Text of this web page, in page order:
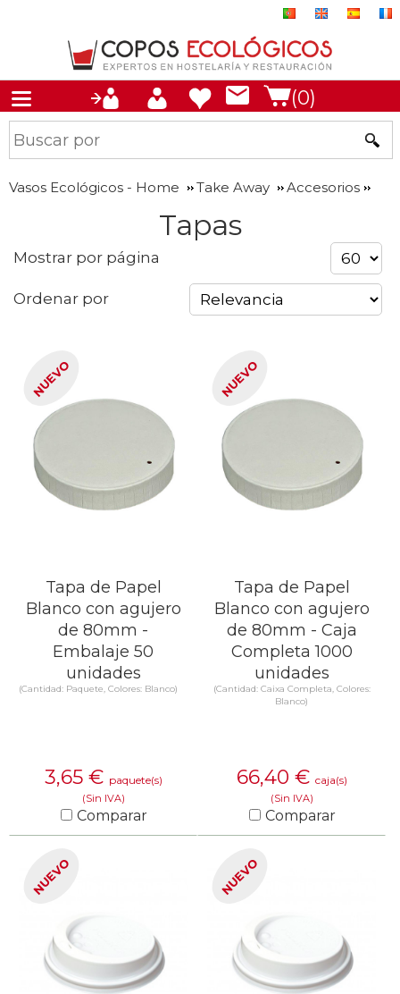
(0)
Vasos Ecológicos - Home Take Away Accesorios
Tapas
Mostrar por página
Ordenar por
NUEVO
Tapa de Papel
Blanco con agujero
de 80mm -
Embalaje 50
unidades
(Cantidad: Paquete, Colores: Blanco)
3,65 € paquete(s)
(Sin IVA)
Comparar
NUEVO
Tapa de Papel
Blanco con agujero
de 80mm - Caja
Completa 1000
unidades
(Cantidad: Caixa Completa, Colores:
Blanco)
66,40 € caja(s)
(Sin IVA)
Comparar
NUEVO NUEVO